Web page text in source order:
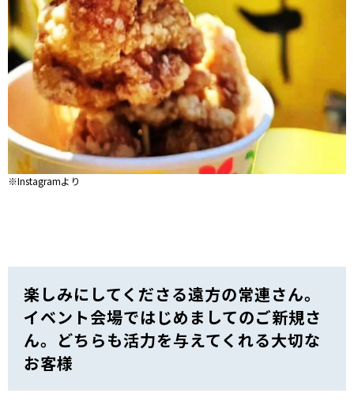
※Instagramより
楽しみにしてくださる遠方の常連さん。
イベント会場ではじめましてのご新規さ
ん。どちらも活力を与えてくれる大切な
お客様